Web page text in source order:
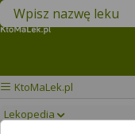
Znajdź lek w swojej
KtoMaLek.pl
Lekopedia